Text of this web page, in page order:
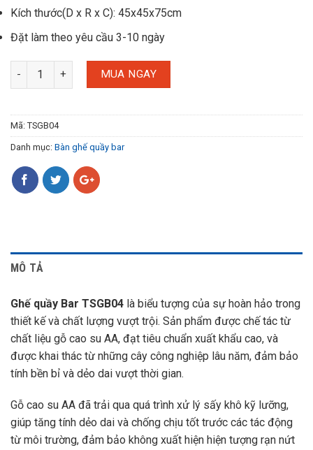
Kích thước(D x R x C): 45x45x75cm
Đặt làm theo yêu cầu 3-10 ngày
MUA NGAY
Mã: TSGB04
Danh mục: Bàn ghế quầy bar
MÔ TẢ
Ghế quầy Bar TSGB04 là biểu tượng của sự hoàn hảo trong
thiết kế và chất lượng vượt trội. Sản phẩm được chế tác từ
chất liệu gỗ cao su AA, đạt tiêu chuẩn xuất khẩu cao, và
được khai thác từ những cây công nghiệp lâu năm, đảm bảo
tính bền bỉ và dẻo dai vượt thời gian.
Gỗ cao su AA đã trải qua quá trình xử lý sấy khô kỹ lưỡng,
giúp tăng tính dẻo dai và chống chịu tốt trước các tác động
từ môi trường, đảm bảo không xuất hiện hiện tượng rạn nứt